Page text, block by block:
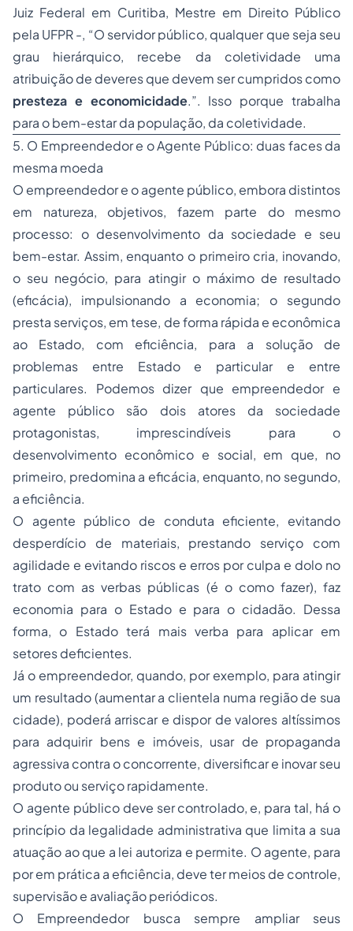
Juiz Federal em Curitiba, Mestre em Direito Público
pela UFPR -, “O servidor público, qualquer que seja seu
grau hierárquico, recebe da coletividade uma
atribuição de deveres que devem ser cumpridos como
presteza e economicidade.”. Isso porque trabalha
para o bem-estar da população, da coletividade.
5. O Empreendedor e o Agente Público: duas faces da
mesma moeda
O empreendedor e o agente público, embora distintos
em natureza, objetivos, fazem parte do mesmo
processo: o desenvolvimento da sociedade e seu
bem-estar. Assim, enquanto o primeiro cria, inovando,
o seu negócio, para atingir o máximo de resultado
(eficácia), impulsionando a economia; o segundo
presta serviços, em tese, de forma rápida e econômica
ao Estado, com eficiência, para a solução de
problemas entre Estado e particular e entre
particulares. Podemos dizer que empreendedor e
agente público são dois atores da sociedade
protagonistas, imprescindíveis para o
desenvolvimento econômico e social, em que, no
primeiro, predomina a eficácia, enquanto, no segundo,
a eficiência.
O agente público de conduta eficiente, evitando
desperdício de materiais, prestando serviço com
agilidade e evitando riscos e erros por culpa e dolo no
trato com as verbas públicas (é o como fazer), faz
economia para o Estado e para o cidadão. Dessa
forma, o Estado terá mais verba para aplicar em
setores deficientes.
Já o empreendedor, quando, por exemplo, para atingir
um resultado (aumentar a clientela numa região de sua
cidade), poderá arriscar e dispor de valores altíssimos
para adquirir bens e imóveis, usar de propaganda
agressiva contra o concorrente, diversificar e inovar seu
produto ou serviço rapidamente.
O agente público deve ser controlado, e, para tal, há o
princípio da legalidade administrativa que limita a sua
atuação ao que a lei autoriza e permite. O agente, para
por em prática a eficiência, deve ter meios de controle,
supervisão e avaliação periódicos.
O Empreendedor busca sempre ampliar seus